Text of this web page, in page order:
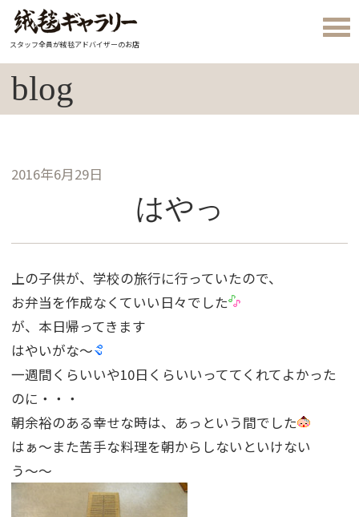
スタッフ全員が絨毯アドバイザーのお店
blog
2016年6月29日
はやっ
上の子供が、学校の旅行に行っていたので、
お弁当を作成なくていい日々でした
が、本日帰ってきます
はやいがな〜
一週間くらいいや10日くらいいっててくれてよかった
のに・・・
朝余裕のある幸せな時は、あっという間でした
はぁ〜また苦手な料理を朝からしないといけない
う〜〜